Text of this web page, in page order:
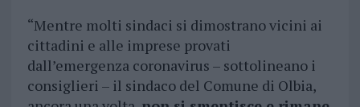
“Mentre molti sindaci si dimostrano vicini ai
cittadini e alle imprese provati
dall’emergenza coronavirus – sottolineano i
consiglieri – il sindaco del Comune di Olbia,